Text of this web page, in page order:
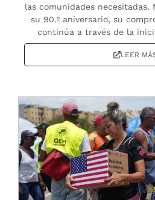
las comunidades necesitadas.
su 90.º aniversario, su
continúa a través de la
LEER